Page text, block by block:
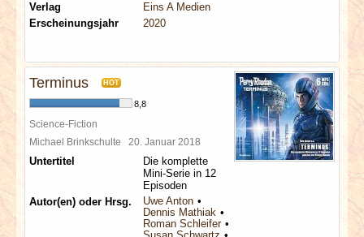
Verlag
Eins A Medien
Erscheinungsjahr
2020
Terminus HOT
8,8
Science-Fiction
Michael Brinkschulte 20. Januar 2018
Untertitel
Die komplette
Mini-Serie in 12
Episoden
Autor(en) oder Hrsg.
Uwe Anton
Dennis Mathiak
Roman Schleifer